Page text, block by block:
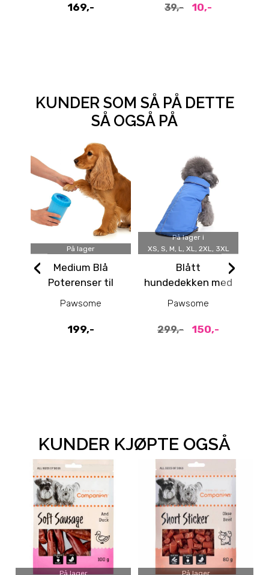
169,- 39,- 10,-
KUNDER SOM SÅ PÅ DETTE
SÅ OGSÅ PÅ
På lager
Medium Blå
Poterenser til
Pawsome
199,-
På lager i
XS, S, M, L, XL, 2XL, 3XL
Blått
hundedekken med
Pawsome
299,- 150,-
‹ ›
KUNDER KJØPTE OGSÅ
På lager På lager